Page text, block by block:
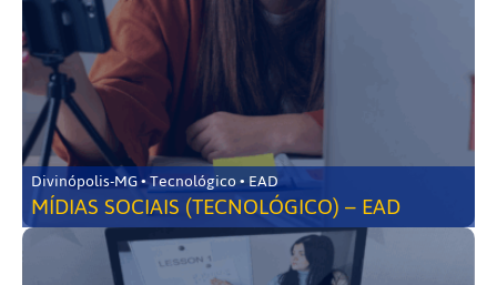
Divinópolis-MG • Tecnológico • EAD
MÍDIAS SOCIAIS (TECNOLÓGICO) – EAD